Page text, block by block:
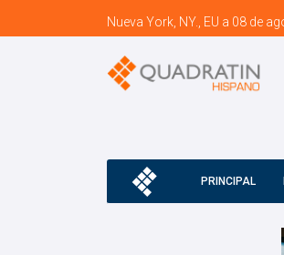
Nueva York, NY., EU a 08 de
PRINCIPAL